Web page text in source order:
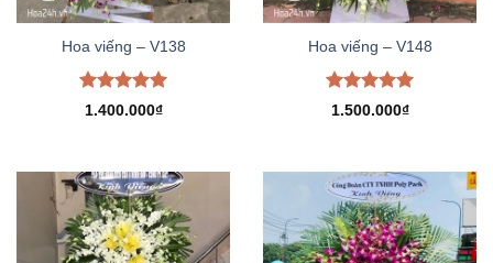
Hoa viếng – V138
Được xếp
1.400.000₫
Hoa viếng – V148
Được xếp
1.500.000₫